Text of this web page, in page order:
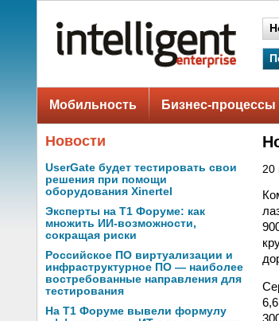
Мобильность Бизнес-процессы
Новости
UserGate будет тестировать свои
решения при помощи
оборудования Xinertel
Эксперты на Т1 Форуме: как
множить ИИ-возможности,
сокращая риски
Российское ПО виртуализации и
инфраструктурное ПО — наиболее
востребованные направления для
тестирования
На Т1 Форуме вывели формулу
20